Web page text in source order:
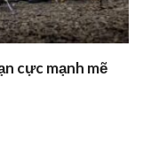
cực mạnh mẽ